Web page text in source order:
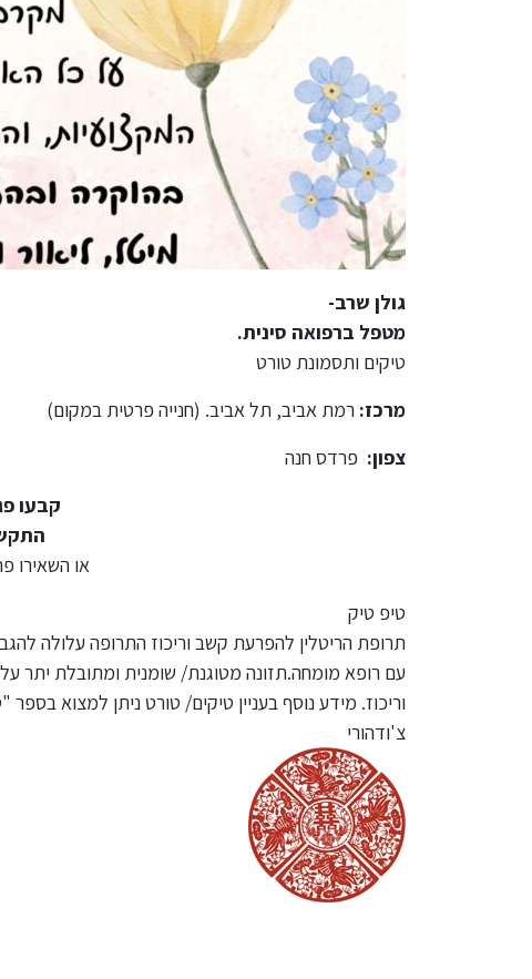
גולן שרב-
מטפל ברפואה סינית.
טיקים ותסמונת טורט
מרכז: רמת אביב, תל אביב. (חנייה פרטית במקום)
צפון: פרדס חנה
קבעו
התקשרו:
או השאירו
טיפ טיק
תרופת הריטלין להפרעת קשב וריכוז התרופה עלולה
עם רופא מומחה.תזונה מטוגנת/ שומנית ומתובלת יתר
וריכוז. מידע נוסף בעניין טיקים/ טורט ניתן למצוא
צ'ודהורי